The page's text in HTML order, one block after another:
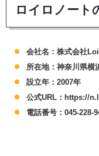
ロイロノート
会社名：株式会社
所在地：神奈川県
設立年：2007年
公式URL：https://
電話番号：045-228-